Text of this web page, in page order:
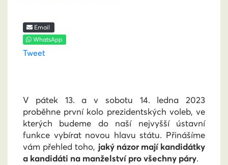
Email
WhatsApp
Tweet
V pátek 13. a v sobotu 14. ledna 2023
proběhne první kolo prezidentských voleb, ve
kterých budeme do naší nejvyšší ústavní
funkce vybírat novou hlavu státu. Přinášíme
vám přehled toho, jaký názor mají kandidátky
a kandidáti na manželství pro všechny páry.